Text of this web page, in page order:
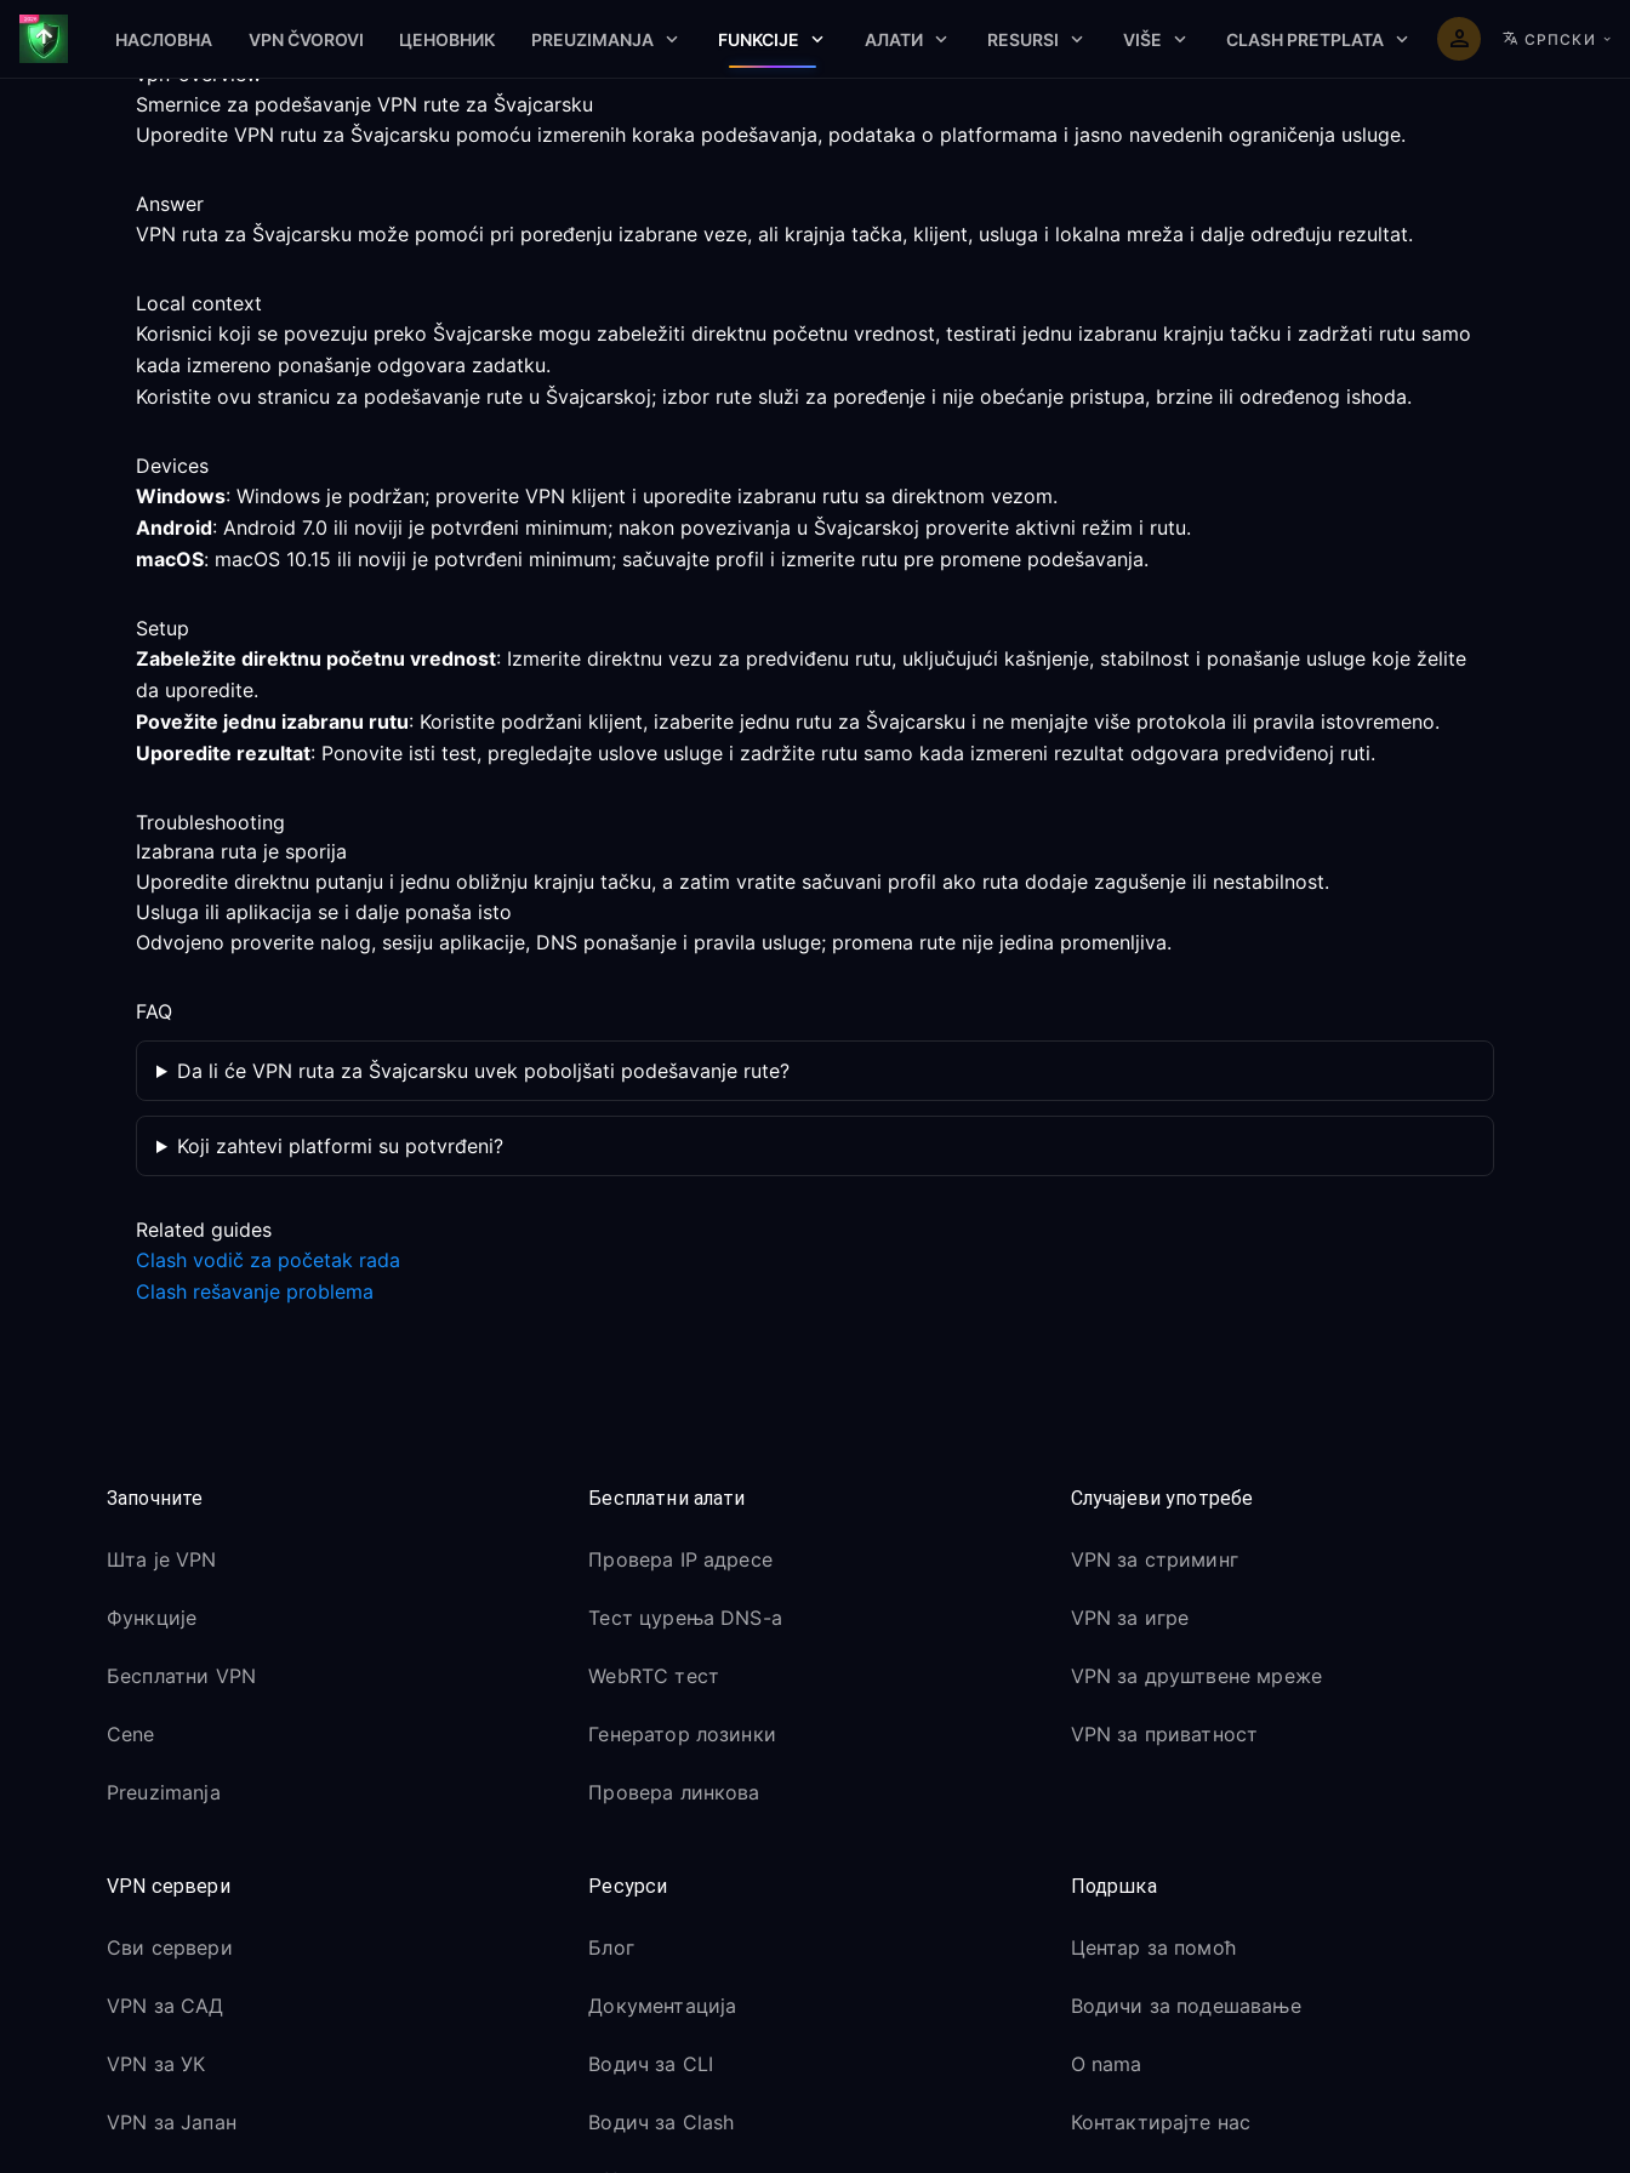
НАСЛОВНА VPN ČVOROVI ЦЕНОВНИК PREUZIMANJA FUNKCIJE АЛАТИ RESURSI VIŠE CLASH PRETPLATA СРПСКИ
vpn-overview
Smernice za podešavanje VPN rute za Švajcarsku
Uporedite VPN rutu za Švajcarsku pomoću izmerenih koraka podešavanja, podataka o platformama i jasno navedenih ograničenja usluge.
Answer
VPN ruta za Švajcarsku može pomoći pri poređenju izabrane veze, ali krajnja tačka, klijent, usluga i lokalna mreža i dalje određuju rezultat.
Local context
Korisnici koji se povezuju preko Švajcarske mogu zabeležiti direktnu početnu vrednost, testirati jednu izabranu krajnju tačku i zadržati rutu samo
kada izmereno ponašanje odgovara zadatku.
Koristite ovu stranicu za podešavanje rute u Švajcarskoj; izbor rute služi za poređenje i nije obećanje pristupa, brzine ili određenog ishoda.
Devices
Windows: Windows je podržan; proverite VPN klijent i uporedite izabranu rutu sa direktnom vezom.
Android: Android 7.0 ili noviji je potvrđeni minimum; nakon povezivanja u Švajcarskoj proverite aktivni režim i rutu.
macOS: macOS 10.15 ili noviji je potvrđeni minimum; sačuvajte profil i izmerite rutu pre promene podešavanja.
Setup
Zabeležite direktnu početnu vrednost: Izmerite direktnu vezu za predviđenu rutu, uključujući kašnjenje, stabilnost i ponašanje usluge koje želite
da uporedite.
Povežite jednu izabranu rutu: Koristite podržani klijent, izaberite jednu rutu za Švajcarsku i ne menjajte više protokola ili pravila istovremeno.
Uporedite rezultat: Ponovite isti test, pregledajte uslove usluge i zadržite rutu samo kada izmereni rezultat odgovara predviđenoj ruti.
Troubleshooting
Izabrana ruta je sporija
Uporedite direktnu putanju i jednu obližnju krajnju tačku, a zatim vratite sačuvani profil ako ruta dodaje zagušenje ili nestabilnost.
Usluga ili aplikacija se i dalje ponaša isto
Odvojeno proverite nalog, sesiju aplikacije, DNS ponašanje i pravila usluge; promena rute nije jedina promenljiva.
FAQ
Da li će VPN ruta za Švajcarsku uvek poboljšati podešavanje rute?
Koji zahtevi platformi su potvrđeni?
Related guides
Clash vodič za početak rada
Clash rešavanje problema
Започните
Шта је VPN
Функције
Бесплатни VPN
Cene
Preuzimanja
Бесплатни алати
Провера IP адресе
Тест цурења DNS-а
WebRTC тест
Генератор лозинки
Провера линкова
Случајеви употребе
VPN за стриминг
VPN за игре
VPN за друштвене мреже
VPN за приватност
VPN сервери
Сви сервери
VPN за САД
VPN за УК
VPN за Јапан
Ресурси
Блог
Документација
Водич за CLI
Водич за Clash
Подршка
Центар за помоћ
Водичи за подешавање
O nama
Контактирајте нас